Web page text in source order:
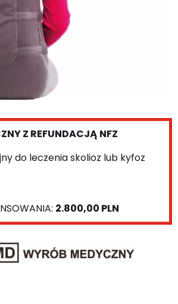
Z REFUNDACJĄ NFZ
do leczenia skolioz lub kyfoz
2.800,00 PLN